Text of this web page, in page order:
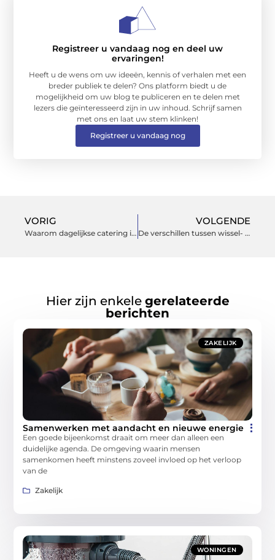
Registreer u vandaag nog en deel uw
ervaringen!
Heeft u de wens om uw ideeën, kennis of verhalen met een
breder publiek te delen? Ons platform biedt u de
mogelijkheid om uw blog te publiceren en te delen met
lezers die geïnteresseerd zijn in uw inhoud. Schrijf samen
met ons en laat uw stem klinken!
Registreer u vandaag nog
VORIG
Waarom dagelijkse catering in Tilburg een goed idee is
VOLGENDE
De verschillen tussen wissel- en gelijkstroom
Hier zijn enkele gerelateerde
berichten
ZAKELIJK
Samenwerken met aandacht en nieuwe energie
Een goede bijeenkomst draait om meer dan alleen een
duidelijke agenda. De omgeving waarin mensen
samenkomen heeft minstens zoveel invloed op het verloop
van de
Zakelijk
WONINGEN